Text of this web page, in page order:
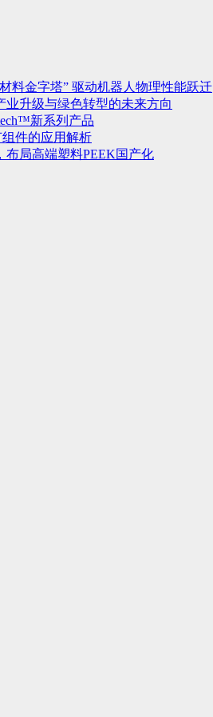
料金字塔” 驱动机器人物理性能跃迁
升级与绿色转型的未来方向
新系列产品
件的应用解析
布局高端塑料PEEK国产化